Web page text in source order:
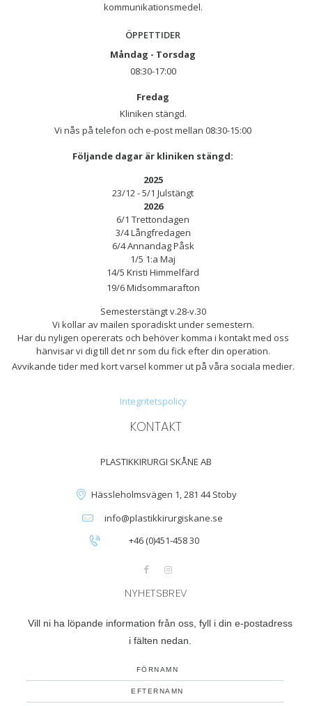
kommunikationsmedel.
ÖPPETTIDER
Måndag - Torsdag
08:30-17:00
Fredag
Kliniken stängd.
Vi nås på telefon och e-post mellan 08:30-15:00
Följande dagar är kliniken stängd:
2025
23/12 - 5/1 Julstängt
2026
6/1 Trettondagen
3/4 Långfredagen
6/4 Annandag Påsk
1/5 1:a Maj
14/5 Kristi Himmelfärd
19/6 Midsommarafton
Semesterstängt v.28-v.30
Vi kollar av mailen sporadiskt under semestern.
Har du nyligen opererats och behöver komma i kontakt med oss
hänvisar vi dig till det nr som du fick efter din operation.
Avvikande tider med kort varsel kommer ut på våra sociala medier.
Integritetspolicy
KONTAKT
PLASTIKKIRURGI SKÅNE AB
Hässleholmsvägen 1, 281 44 Stoby
info@plastikkirurgiskane.se
+46 (0)451-458 30
NYHETSBREV
Vill ni ha löpande information från oss, fyll i din e-postadress
i fälten nedan.